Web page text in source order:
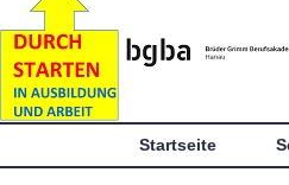
Startseite